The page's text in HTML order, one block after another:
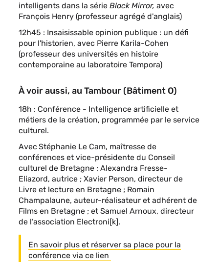
intelligents dans la série Black Mirror, avec
François Henry (professeur agrégé d'anglais)
12h45 : Insaisissable opinion publique : un défi
pour l'historien, avec Pierre Karila-Cohen
(professeur des universités en histoire
contemporaine au laboratoire Tempora)
À voir aussi, au Tambour (Bâtiment O)
18h : Conférence - Intelligence artificielle et
métiers de la création, programmée par le service
culturel.
Avec Stéphanie Le Cam, maîtresse de
conférences et vice-présidente du Conseil
culturel de Bretagne ; Alexandra Fresse-
Eliazord, autrice ; Xavier Person, directeur de
Livre et lecture en Bretagne ; Romain
Champalaune, auteur-réalisateur et adhérent de
Films en Bretagne ; et Samuel Arnoux, directeur
de l’association Electroni[k].
En savoir plus et réserver sa place pour la
conférence via ce lien